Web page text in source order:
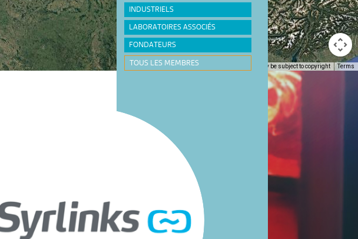
Keyboard shortcuts Image may be subject to copyright Terms
INDUSTRIELS
LABORATOIRES ASSOCIÉS
FONDATEURS
TOUS LES MEMBRES